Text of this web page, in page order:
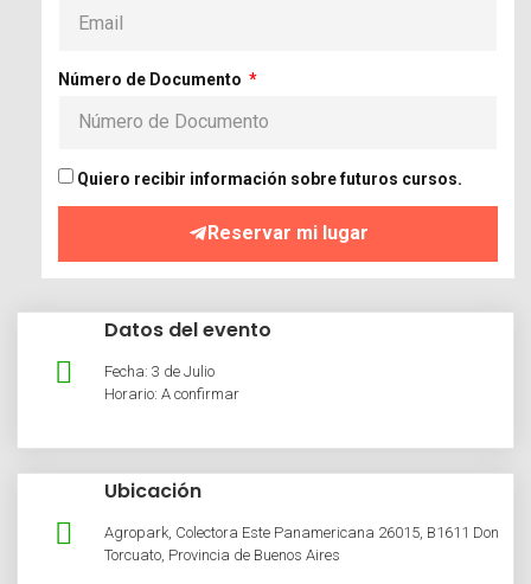
Número de Documento
Quiero recibir información sobre futuros cursos.
Reservar mi lugar
Datos del evento
Fecha: 3 de Julio
Horario: A confirmar
Ubicación
Agropark, Colectora Este Panamericana 26015, B1611 Don
Torcuato, Provincia de Buenos Aires